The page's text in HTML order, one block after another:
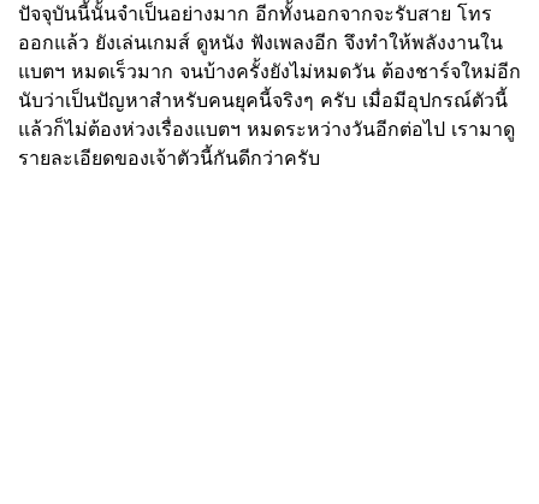
ปัจจุบันนี้นั้นจำเป็นอย่างมาก อีกทั้งนอกจากจะรับสาย โทร
ออกแล้ว ยังเล่นเกมส์ ดูหนัง ฟังเพลงอีก จึงทำให้พลังงานใน
แบตฯ หมดเร็วมาก จนบ้างครั้งยังไม่หมดวัน ต้องชาร์จใหม่อีก
นับว่าเป็นปัญหาสำหรับคนยุคนี้จริงๆ ครับ เมื่อมีอุปกรณ์ตัวนี้
แล้วก็ไม่ต้องห่วงเรื่องแบตฯ หมดระหว่างวันอีกต่อไป เรามาดู
รายละเอียดของเจ้าตัวนี้กันดีกว่าครับ